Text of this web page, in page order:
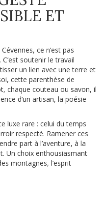
ET
ce n’est pas
soutenir le travail
un lien avec une terre et
cette parenthèse de
chaque couteau ou savon, il
d’un artisan, la poésie
luxe rare : celui du temps
respecté. Ramener ces
part à l’aventure, à la
Un choix enthousiasmant
montagnes, l’esprit